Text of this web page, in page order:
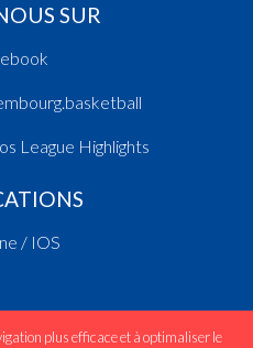
SUR
League Highlights
/ IOS
plus efficace et à optimaliser le